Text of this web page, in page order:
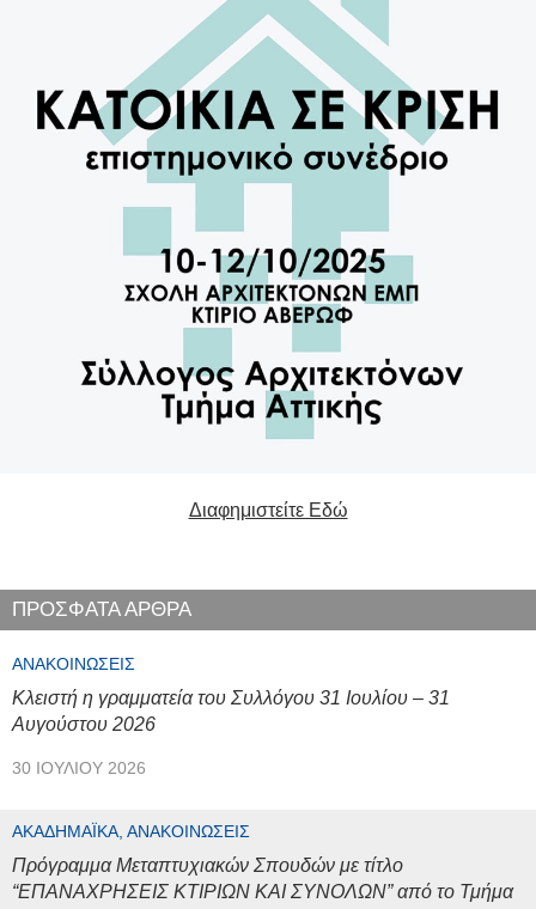
Διαφημιστείτε Εδώ
ΠΡΟΣΦΑΤΑ ΑΡΘΡΑ
ΑΝΑΚΟΙΝΏΣΕΙΣ
Κλειστή η γραμματεία του Συλλόγου 31 Ιουλίου – 31
Αυγούστου 2026
30 ΙΟΥΛΊΟΥ 2026
ΑΚΑΔΗΜΑΪΚΆ, ΑΝΑΚΟΙΝΏΣΕΙΣ
Πρόγραμμα Μεταπτυχιακών Σπουδών με τίτλο
“ΕΠΑΝΑΧΡΗΣΕΙΣ ΚΤΙΡΙΩΝ ΚΑΙ ΣΥΝΟΛΩΝ” από το Τμήμα